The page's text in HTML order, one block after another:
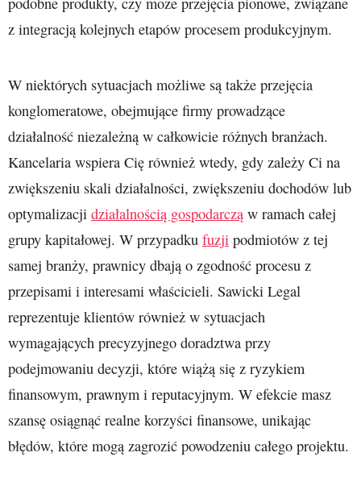
z integracją kolejnych etapów procesem produkcyjnym.
W niektórych sytuacjach możliwe są także przejęcia
konglomeratowe, obejmujące firmy prowadzące
działalność niezależną w całkowicie różnych branżach.
Kancelaria wspiera Cię również wtedy, gdy zależy Ci na
zwiększeniu skali działalności, zwiększeniu dochodów lub
optymalizacji działalnością gospodarczą w ramach całej
grupy kapitałowej. W przypadku fuzji podmiotów z tej
samej branży, prawnicy dbają o zgodność procesu z
przepisami i interesami właścicieli. Sawicki Legal
reprezentuje klientów również w sytuacjach
wymagających precyzyjnego doradztwa przy
podejmowaniu decyzji, które wiążą się z ryzykiem
finansowym, prawnym i reputacyjnym. W efekcie masz
szansę osiągnąć realne korzyści finansowe, unikając
błędów, które mogą zagrozić powodzeniu całego projektu.